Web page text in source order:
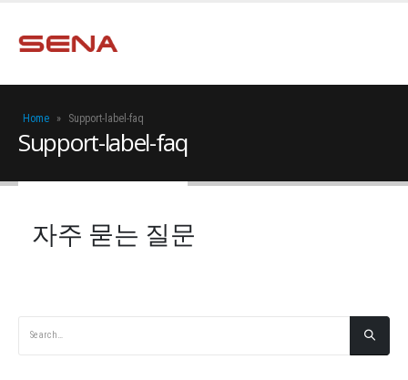
Home » Support-label-faq
Support-label-faq
자주 묻는 질문